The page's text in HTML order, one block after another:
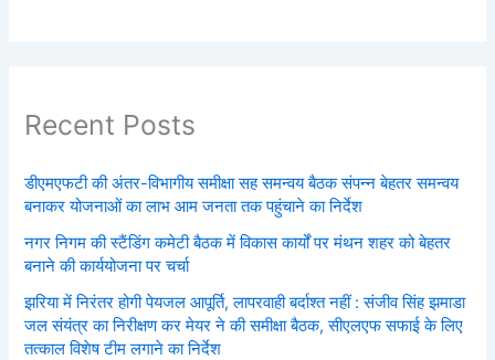
Recent Posts
डीएमएफटी की अंतर-विभागीय समीक्षा सह समन्वय बैठक संपन्न बेहतर समन्वय
बनाकर योजनाओं का लाभ आम जनता तक पहुंचाने का निर्देश
नगर निगम की स्टैंडिंग कमेटी बैठक में विकास कार्यों पर मंथन शहर को बेहतर
बनाने की कार्ययोजना पर चर्चा
झरिया में निरंतर होगी पेयजल आपूर्ति, लापरवाही बर्दाश्त नहीं : संजीव सिंह झमाडा
जल संयंत्र का निरीक्षण कर मेयर ने की समीक्षा बैठक, सीएलएफ सफाई के लिए
तत्काल विशेष टीम लगाने का निर्देश